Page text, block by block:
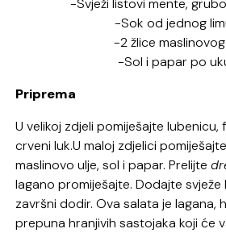
-Svježi listovi mente,
-Sok od jednog
-2 žlice
-Sol i papar po
Priprema
U velikoj zdjeli pomiješajte lubenicu,
crveni luk.U maloj zdjelici
maslinovo ulje, sol i papar. Prelijte
lagano promiješajte. Dodajte
završni dodir. Ova salata je lagana,
prepuna hranjivih sastojaka koji će